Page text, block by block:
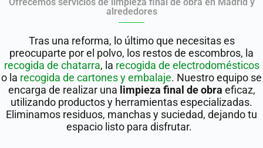
alrededores
Tras una reforma, lo último que necesitas es
preocuparte por el polvo, los restos de escombros, la
recogida de chatarra, la recogida de electrodomésticos
o la recogida de cartones y embalaje. Nuestro equipo se
encarga de realizar una limpieza final de obra eficaz,
utilizando productos y herramientas especializadas.
Eliminamos residuos, manchas y suciedad, dejando tu
espacio listo para disfrutar.